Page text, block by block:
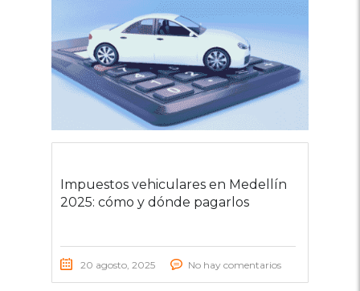
Impuestos vehiculares en Medellín
2025: cómo y dónde pagarlos
20 agosto, 2025 No hay comentarios